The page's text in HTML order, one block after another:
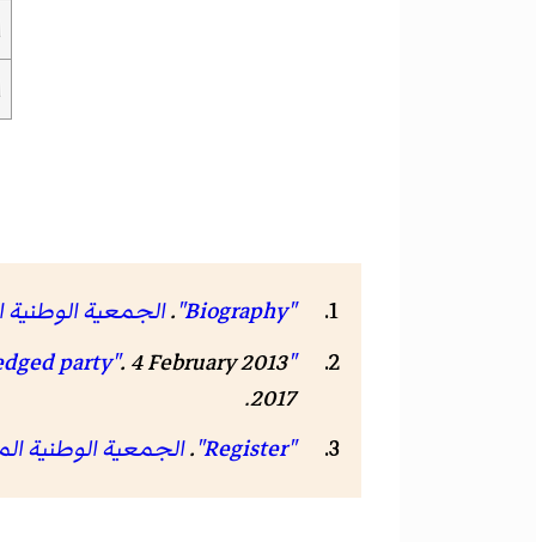
"
Biography
"
.الجمعية الوطنية
"LMP rebels to establish Dialogue for Hungary as a full-fledged party". 4 February 2013. مؤرشف من
2017
.
"
Register
"
.الجمعية الوطنية